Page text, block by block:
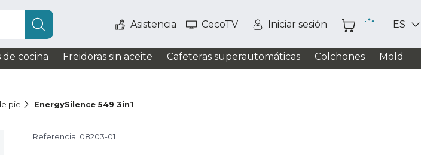
Asistencia CecoTV Iniciar sesión ES
de cocina Freidoras sin aceite Cafeteras superautomáticas Colchones
pie EnergySilence 549 3in1
Referencia: 08203-01